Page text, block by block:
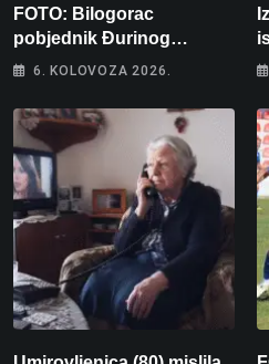
FOTO: Bilogorac
pobjednik Đurinog
memorijala
6. KOLOVOZA 2026.